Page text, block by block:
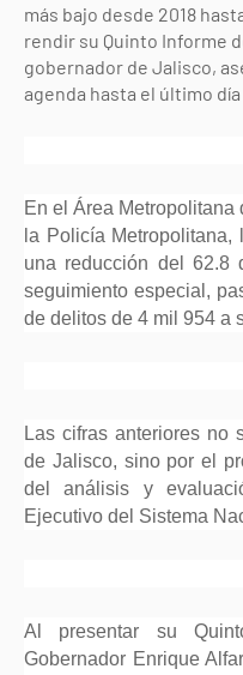
más bajo desde 2018
rendir su Quinto Informe
gobernador de Jalisco,
agenda hasta el último
En el Área
la Policía
una reducción del 62.8
seguimiento especial,
de delitos de 4 mil 954 a
Las cifras anteriores no
de Jalisco, sino por el
del análisis y
Ejecutivo del Sistema
Al presentar su
Gobernador Enrique